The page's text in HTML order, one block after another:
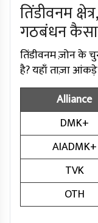
तिंडीवनम
गठबंधन कैसा
तिंडीवनम ज़ोन के
है? यहाँ ताज़ा
Alliance
DMK+
AIADMK+
TVK
OTH